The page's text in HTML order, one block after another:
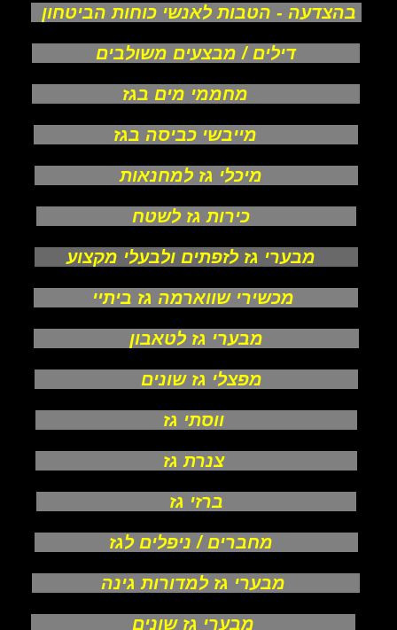
בהצדעה - הטבות לאנשי כוחות הביטחון
דילים / מבצעים משולבים
מחממי מים בגז
מייבשי כביסה בגז
מיכלי גז למחנאות
כירות גז לשטח
מבערי גז לזפתים ולבעלי מקצוע
מכשירי שווארמה גז ביתיי
מבערי גז לטאבון
מפצלי גז שונים
ווסתי גז
צנרת גז
ברזי גז
מחברים / ניפלים לגז
מבערי גז למדורות גינה
מבערי גז שונים